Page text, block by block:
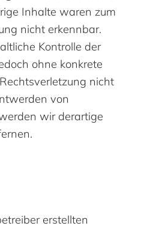
Inhalte waren zum
nicht erkennbar.
Kontrolle der
ohne konkrete
nicht
von
wir derartige
erstellten